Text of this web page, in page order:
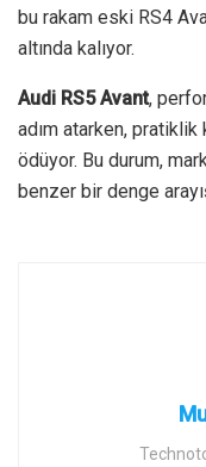
bu rakam eski RS4
altında kalıyor.
Audi RS5 Avant,
adım atarken,
ödüyor. Bu durum,
benzer bir denge